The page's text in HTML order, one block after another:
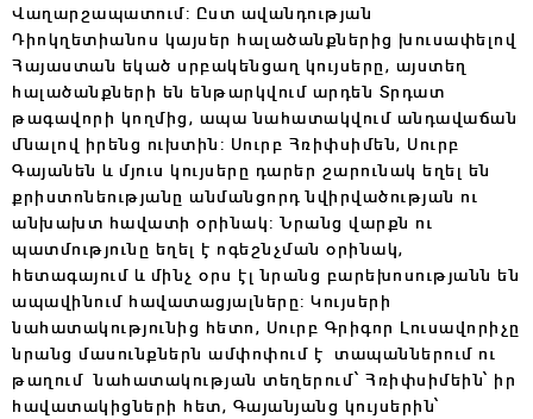
Վաղարշապատում: Ըստ ավանդության
Դիոկղետիանոս կայսեր հալածանքներից խուսափելով
Հայաստան եկած սրբակենցաղ կույսերը, այստեղ
հալածանքների են ենթարկվում արդեն Տրդատ
թագավորի կողմից, ապա նահատակվում անդավաճան
մնալով իրենց ուխտին: Սուրբ Հռիփսիմեն, Սուրբ
Գայանեն և մյուս կույսերը դարեր շարունակ եղել են
քրիստոնեությանը անմանցորդ նվիրվածության ու
անխախտ հավատի օրինակ: Նրանց վարքն ու
պատմությունը եղել է ոգեշնչման օրինակ,
հետագայում և մինչ օրս էլ նրանց բարեխոսությանն են
ապավինում հավատացյալները: Կույսերի
նահատակությունից հետո, Սուրբ Գրիգոր Լուսավորիչը
նրանց մասունքներն ամփոփում է տապաններում ու
թաղում նահատակության տեղերում՝ Հռիփսիմեին՝ իր
հավատակիցների հետ, Գայանյանց կույսերին՝